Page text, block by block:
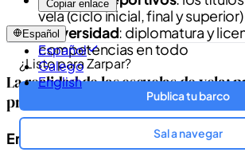
Copiar enlace
Español
Español
Galego
English
¿Listo para Zarpar?
Publica tu barco
Sal a navegar
vela (ciclo inicial, final y superior)
Universidad: diplomatura y
competencias en todo
La realidad de las escuelas de vela:
problemas
En la base (monitores de escuela):